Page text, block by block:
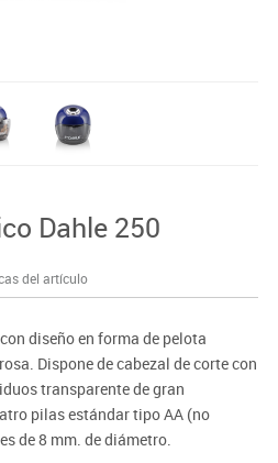
Dahle 250
del artículo
diseño en forma de pelota
Dispone de cabezal de corte con
transparente de gran
pilas estándar tipo AA (no
de 8 mm. de diámetro.